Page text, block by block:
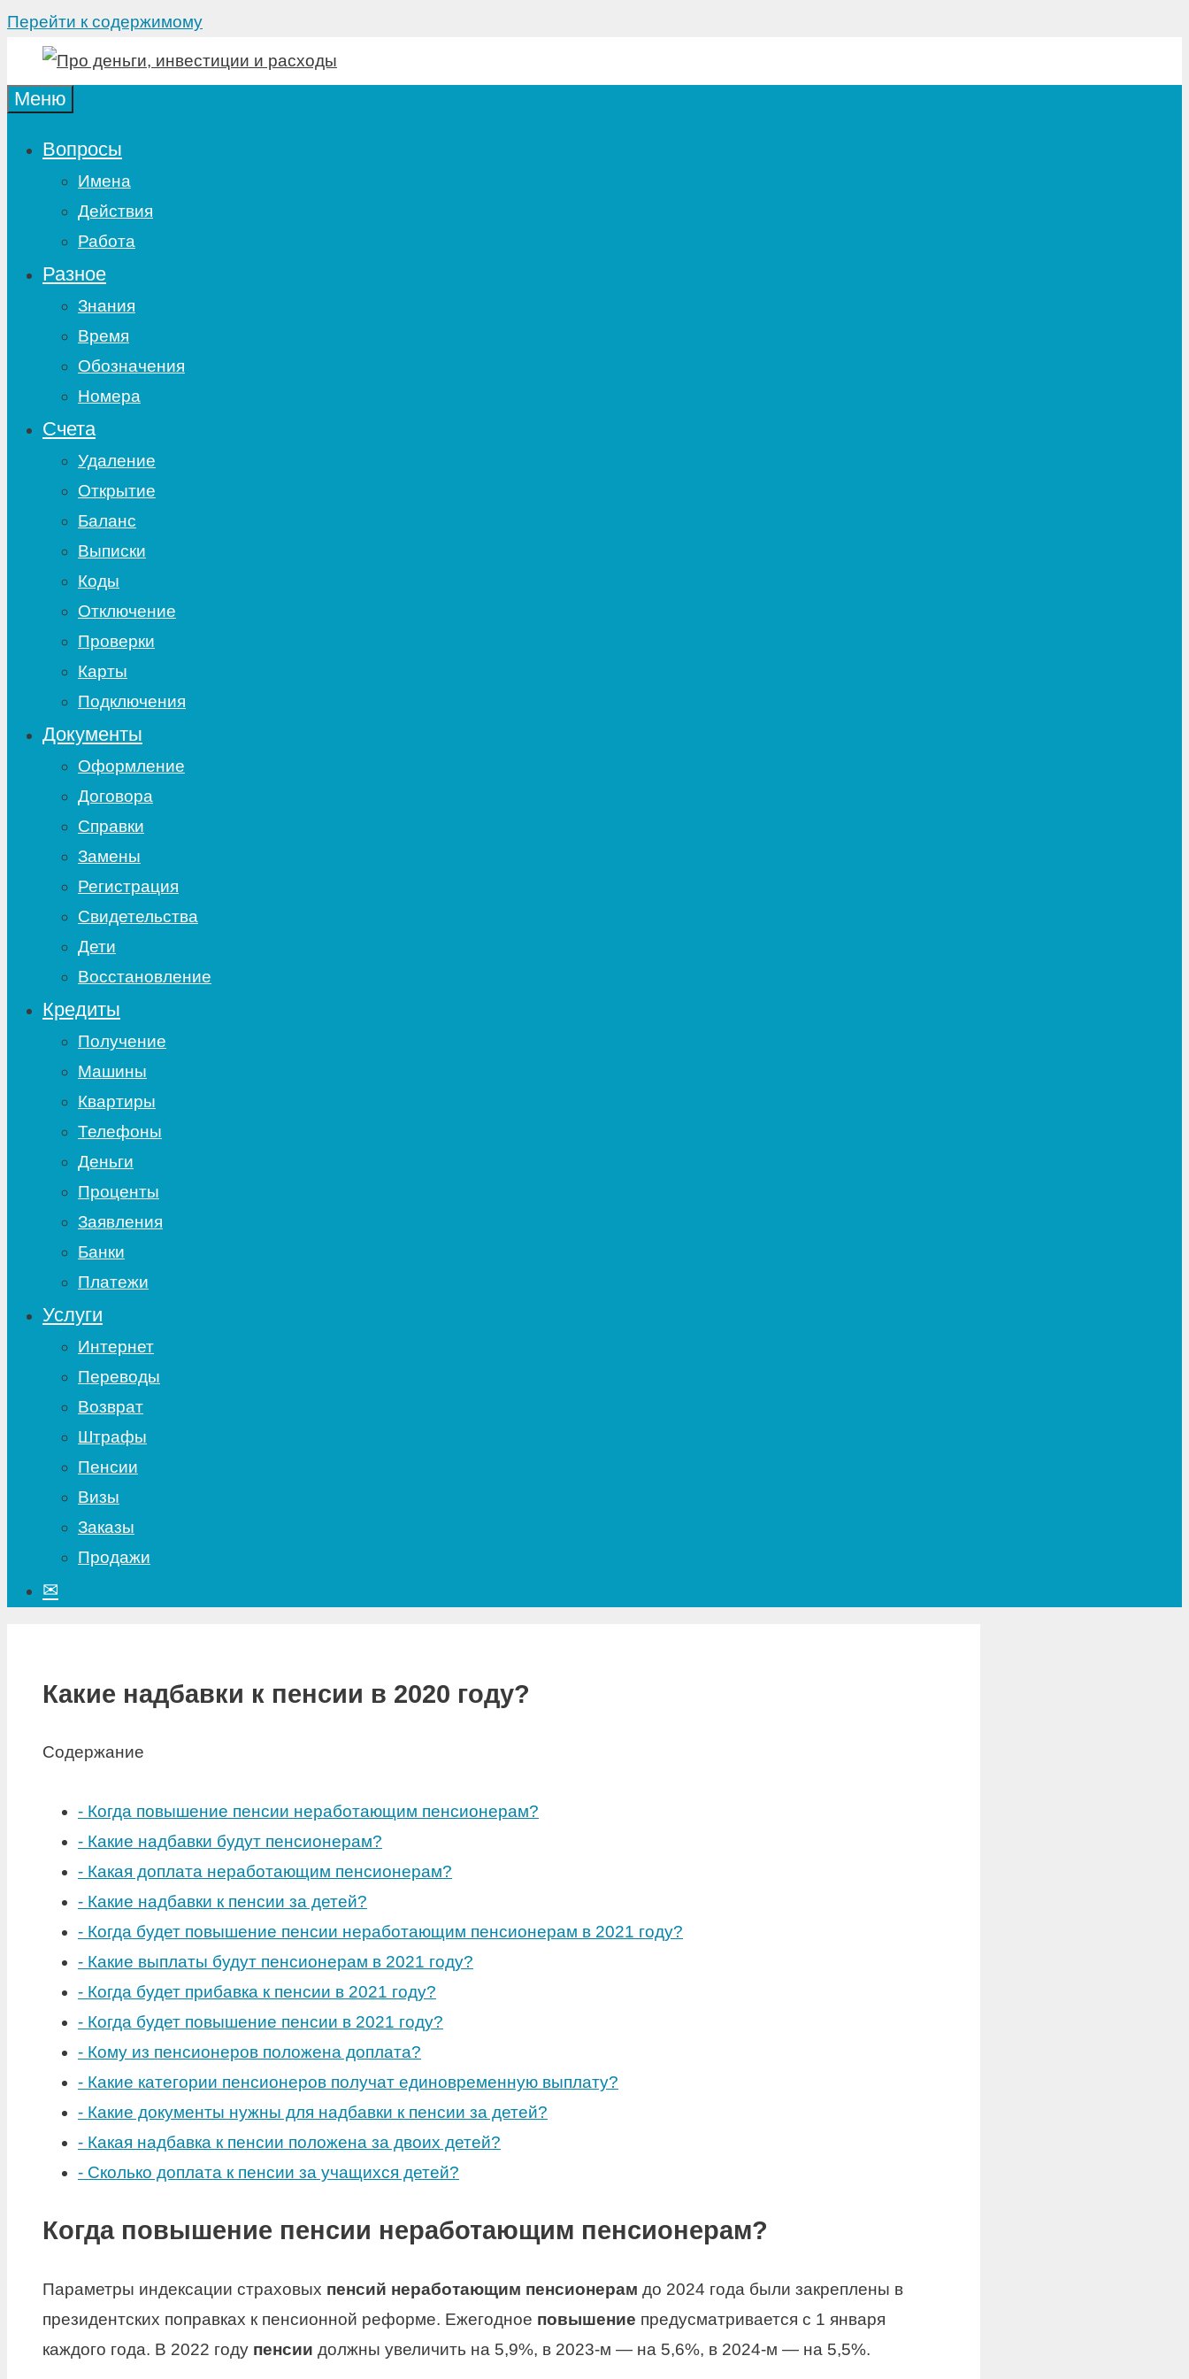
Перейти к содержимому
Меню
Вопросы
Имена
Действия
Работа
Разное
Знания
Время
Обозначения
Номера
Счета
Удаление
Открытие
Баланс
Выписки
Коды
Отключение
Проверки
Карты
Подключения
Документы
Оформление
Договора
Справки
Замены
Регистрация
Свидетельства
Дети
Восстановление
Кредиты
Получение
Машины
Квартиры
Телефоны
Деньги
Проценты
Заявления
Банки
Платежи
Услуги
Интернет
Переводы
Возврат
Штрафы
Пенсии
Визы
Заказы
Продажи
✉
Какие надбавки к пенсии в 2020 году?
Содержание
- Когда повышение пенсии неработающим пенсионерам?
- Какие надбавки будут пенсионерам?
- Какая доплата неработающим пенсионерам?
- Какие надбавки к пенсии за детей?
- Когда будет повышение пенсии неработающим пенсионерам в 2021 году?
- Какие выплаты будут пенсионерам в 2021 году?
- Когда будет прибавка к пенсии в 2021 году?
- Когда будет повышение пенсии в 2021 году?
- Кому из пенсионеров положена доплата?
- Какие категории пенсионеров получат единовременную выплату?
- Какие документы нужны для надбавки к пенсии за детей?
- Какая надбавка к пенсии положена за двоих детей?
- Сколько доплата к пенсии за учащихся детей?
Когда повышение пенсии неработающим пенсионерам?
Параметры индексации страховых пенсий неработающим пенсионерам до 2024 года были закреплены в
президентских поправках к пенсионной реформе. Ежегодное повышение предусматривается с 1 января
каждого года. В 2022 году пенсии должны увеличить на 5,9%, в 2023-м — на 5,6%, в 2024-м — на 5,5%.